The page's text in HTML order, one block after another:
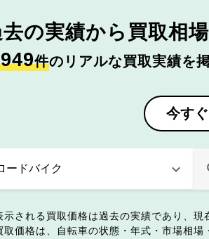
の実績から 買取相
件のリアルな買取実績を
今す
示される買取価格は過去の実績であり、現
取価格は、自転車の状態・年式・市場相場